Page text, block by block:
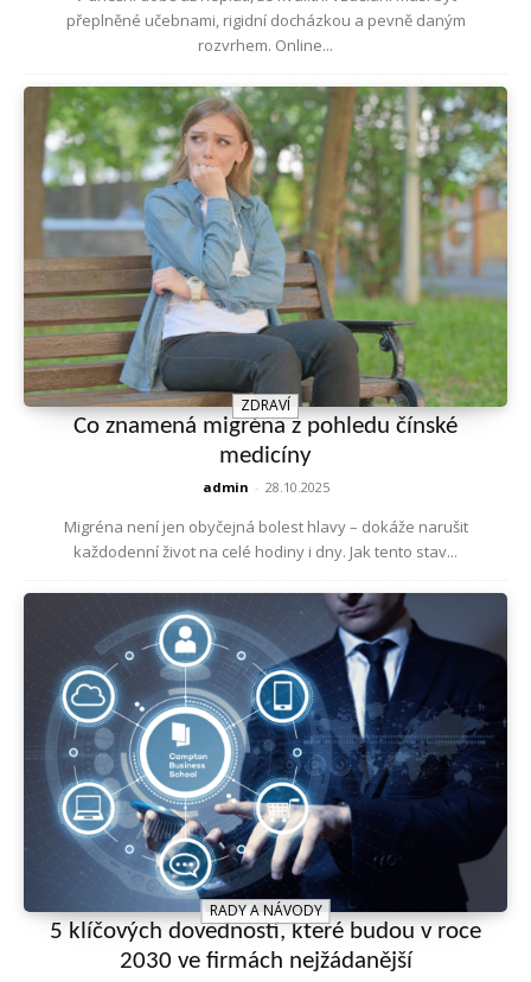
přeplněné učebnami, rigidní docházkou a pevně daným
rozvrhem. Online...
ZDRAVÍ
Co znamená migréna z pohledu čínské
medicíny
admin - 28.10.2025
Migréna není jen obyčejná bolest hlavy – dokáže narušit
každodenní život na celé hodiny i dny. Jak tento stav...
RADY A NÁVODY
5 klíčových dovedností, které budou v roce
2030 ve firmách nejžádanější